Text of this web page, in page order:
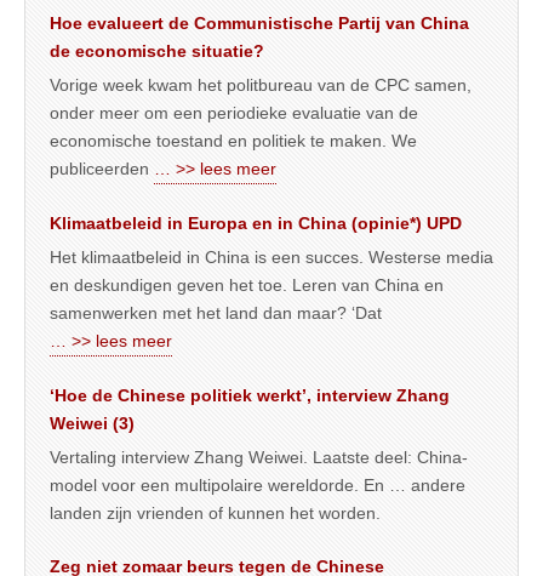
Hoe evalueert de Communistische Partij van China
de economische situatie?
Vorige week kwam het politbureau van de CPC samen,
onder meer om een periodieke evaluatie van de
economische toestand en politiek te maken. We
publiceerden
… >> lees meer
Klimaatbeleid in Europa en in China (opinie*) UPD
Het klimaatbeleid in China is een succes. Westerse media
en deskundigen geven het toe. Leren van China en
samenwerken met het land dan maar? ‘Dat
… >> lees meer
‘Hoe de Chinese politiek werkt’, interview Zhang
Weiwei (3)
Vertaling interview Zhang Weiwei. Laatste deel: China-
model voor een multipolaire wereldorde. En … andere
landen zijn vrienden of kunnen het worden.
Zeg niet zomaar beurs tegen de Chinese